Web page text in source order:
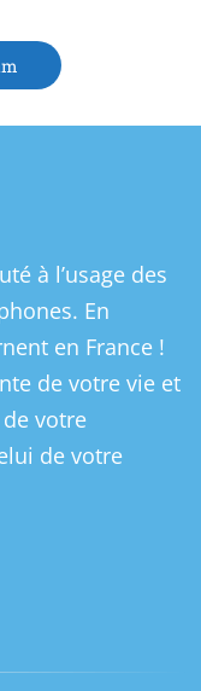
à l’usage des
En
en France !
de votre vie et
votre
de votre